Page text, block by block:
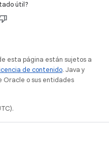
útil?
esta página están sujetos a
de contenido. Java y
Oracle o sus entidades